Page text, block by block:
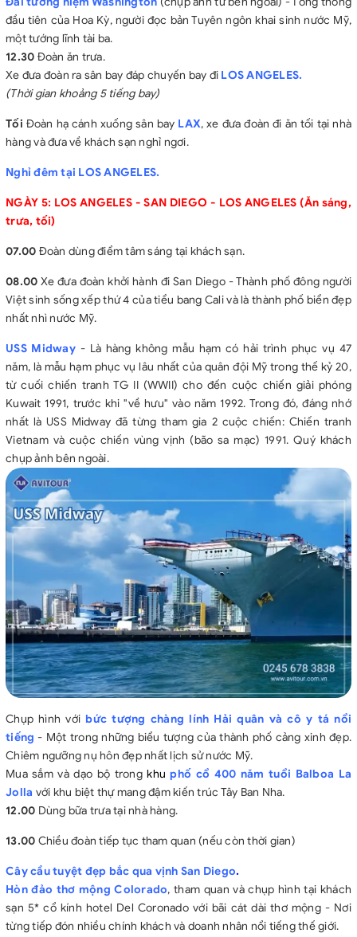
đầu tiên của Hoa Kỳ, người đọc bản Tuyên ngôn khai sinh nước Mỹ,
một tướng lĩnh tài ba.
12.30 Đoàn ăn trưa.
Xe đưa đoàn ra sân bay đáp chuyến bay đi LOS ANGELES.
(Thời gian khoảng 5 tiếng bay)
Tối Đoàn hạ cánh xuống sân bay LAX, xe đưa đoàn đi ăn tối tại nhà
hàng và đưa về khách sạn nghỉ ngơi.
Nghỉ đêm tại LOS ANGELES.
NGÀY 5: LOS ANGELES - SAN DIEGO - LOS ANGELES (Ăn sáng,
trưa, tối)
07.00 Đoàn dùng điểm tâm sáng tại khách sạn.
08.00 Xe đưa đoàn khởi hành đi San Diego - Thành phố đông người
Việt sinh sống xếp thứ 4 của tiểu bang Cali và là thành phố biển đẹp
nhất nhì nước Mỹ.
USS Midway- Là hàng không mẫu hạm có hải trình phục vụ 47
năm, là mẫu hạm phục vụ lâu nhất của quân đội Mỹ trong thế kỷ 20,
từ cuối chiến tranh TG II (WWII) cho đến cuộc chiến giải phóng
Kuwait 1991, trước khi "về hưu" vào năm 1992. Trong đó, đáng nhớ
nhất là USS Midway đã từng tham gia 2 cuộc chiến: Chiến tranh
Vietnam và cuộc chiến vùng vịnh (bão sa mạc) 1991. Quý khách
chụp ảnh bên ngoài.
Chụp hình với bức tượng chàng lính Hải quân và cô y tá nổi
tiếng - Một trong những biểu tượng của thành phố cảng xinh đẹp.
Chiêm ngưỡng nụ hôn đẹp nhất lịch sử nước Mỹ.
Mua sắm và dạo bộ trongkhu phố cổ 400 năm tuổi Balboa La
Jolla với khu biệt thự mang đậm kiến trúc Tây Ban Nha.
12.00 Dùng bữa trưa tại nhà hàng.
13.00 Chiều đoàn tiếp tục tham quan (nếu còn thời gian)
Cây cầu tuyệt đẹp bắc qua vịnh San Diego.
Hòn đảo thơ mộng Colorado, tham quan và chụp hình tại khách
sạn 5* cổ kính hotel Del Coronado với bãi cát dài thơ mộng - Nơi
từng tiếp đón nhiều chính khách và doanh nhân nổi tiếng thế giới.